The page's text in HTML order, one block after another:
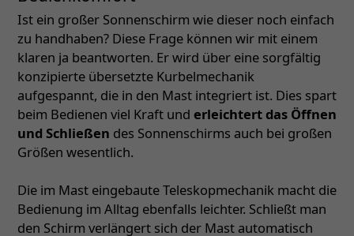
Ist ein großer Sonnenschirm wie dieser noch einfach
zu handhaben? Diese Frage können wir mit einem
klaren ja beantworten. Er wird über eine sorgfältig
konzipierte übersetzte Kurbelmechanik
aufgespannt, die in den Mast integriert ist. Dies spart
beim Bedienen viel Kraft und erleichtert das Öffnen
und Schließen des Sonnenschirms auch bei großen
Größen wesentlich.
Die im Mast eingebaute Teleskopmechanik macht die
Bedienung im Alltag ebenfalls leichter. Schließt man
den Schirm verlängert sich der Mast automatisch